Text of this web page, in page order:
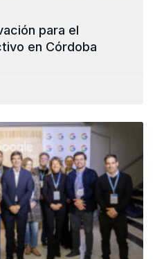
para el
en Córdoba